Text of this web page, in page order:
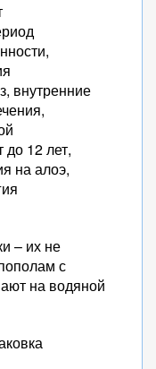
внутренние
до 12 лет,
на алоэ,
– их не
с
на водяной